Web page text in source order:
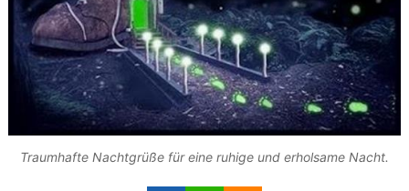
Traumhafte Nachtgrüße für eine ruhige und erholsame Nacht.